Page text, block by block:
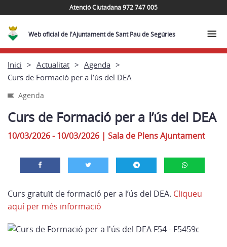
Atenció Ciutadana 972 747 005
Web oficial de l'Ajuntament de Sant Pau de Segúries
Inici Actualitat
Agenda
Curs de Formació per a l’ús del DEA
Agenda
Curs de Formació per a l’ús del DEA
10/03/2026 - 10/03/2026 | Sala de Plens Ajuntament
Curs gratuït de formació per a l’ús del DEA. Cliqueu
aquí per més informació